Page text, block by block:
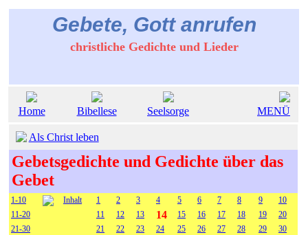
Gebete, Gott anrufen
christliche Gedichte und Lieder
Home Bibellese Seelsorge MENÜ
Als Christ leben
Gebetsgedichte und Gedichte über das
Gebet
1-10 Inhalt 1 2 3 4 5 6 7 8 9
10
11-20
11 12 13 14 15 16 17 18 19
20
21-30
21 22 23 24 25 26 27 28 29
30